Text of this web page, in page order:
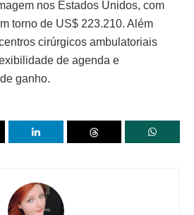
nos Estados Unidos, com
torno de US$ 223.210. Além
cirúrgicos ambulatoriais
de agenda e
ganho.